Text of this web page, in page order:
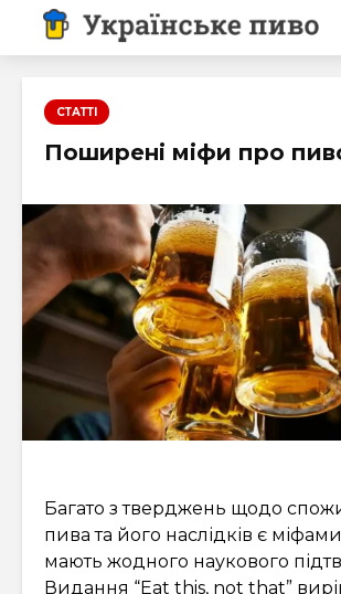
СТАТТІ
Поширені міфи про
Багато з тверджень щодо
пива та його наслідків є
мають жодного наукового
Видання “Eat this, not that”